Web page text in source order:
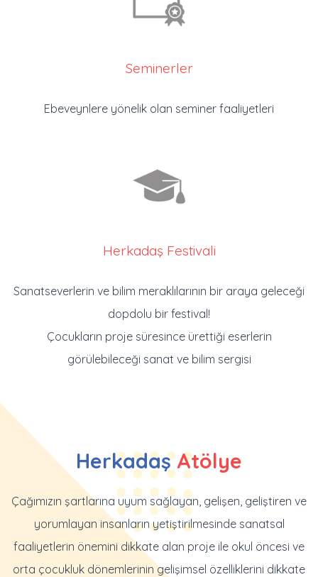
Seminerler
Ebeveynlere yönelik olan seminer faaliyetleri
Herkadaş Festivali
Sanatseverlerin ve bilim meraklılarının bir araya geleceği
dopdolu bir festival!
Çocukların proje süresince ürettiği eserlerin
görülebileceği sanat ve bilim sergisi
HerkadaşAtölye
Çağımızın şartlarına uyum sağlayan, gelişen, geliştiren ve
yorumlayan insanların yetiştirilmesinde sanatsal
faaliyetlerin önemini dikkate alan proje ile okul öncesi ve
orta çocukluk dönemlerinin gelişimsel özelliklerini dikkate